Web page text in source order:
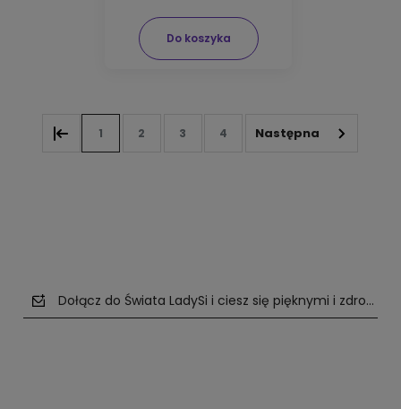
Do koszyka
1 2 3 4
Dołącz do Świata LadySi i ciesz się pięknymi i